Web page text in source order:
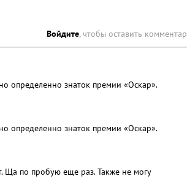
Войдите, чтобы оставить
определенно знаток премии «Оскар».
определенно знаток премии «Оскар».
Ща по пробую еще раз. Также не могу